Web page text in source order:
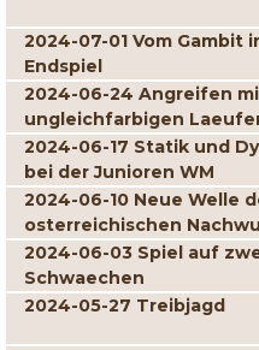
2024-07-01 Vom Gambit
Endspiel
2024-06-24 Angreifen
ungleichfarbigen
2024-06-17 Statik und
bei der Junioren WM
2024-06-10 Neue Welle
osterreichischen
2024-06-03 Spiel auf
Schwaechen
2024-05-27 Treibjagd